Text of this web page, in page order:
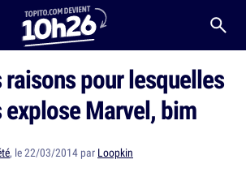
raisons pour lesquelles
explose Marvel, bim
, le 22/03/2014 par Loopkin